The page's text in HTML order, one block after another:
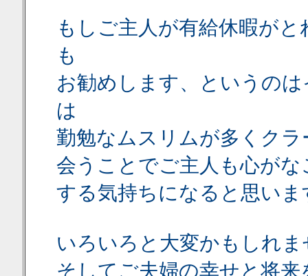
もしご主人が有給休暇が
も
お勧めします、というの
は
勤勉なムスリムが多くク
会うことでご主人も心が
する気持ちになると思いま
いろいろと大変かもしれ
そしてご夫婦の幸せと将